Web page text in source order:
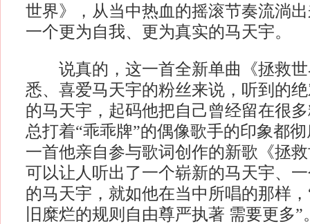
世界》，从当中热血的摇滚节奏流淌
一个更为自我、更为真实的马天宇。
说真的，这一首全新单曲《拯救世
悉、喜爱马天宇的粉丝来说，听到的
的马天宇，起码他把自己曾经留在很
总打着“乖乖牌”的偶像歌手的印象都
一首他亲自参与歌词创作的新歌《拯
可以让人听出了一个崭新的马天宇、
的马天宇，就如他在当中所唱的那样
旧糜烂的规则自由尊严执著 需要更多”